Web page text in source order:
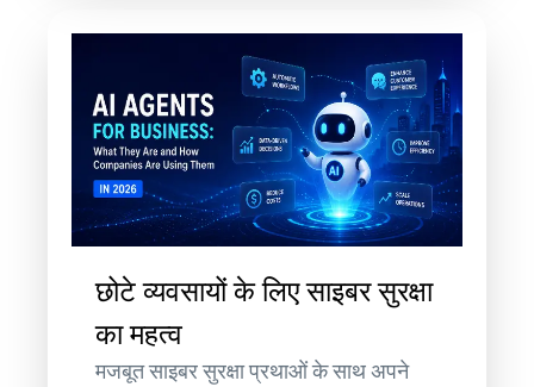
छोटे व्यवसायों के लिए साइबर सुरक्षा
का महत्व
मजबूत साइबर सुरक्षा प्रथाओं के साथ अपने